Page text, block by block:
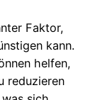
Faktor,
kann.
helfen,
reduzieren